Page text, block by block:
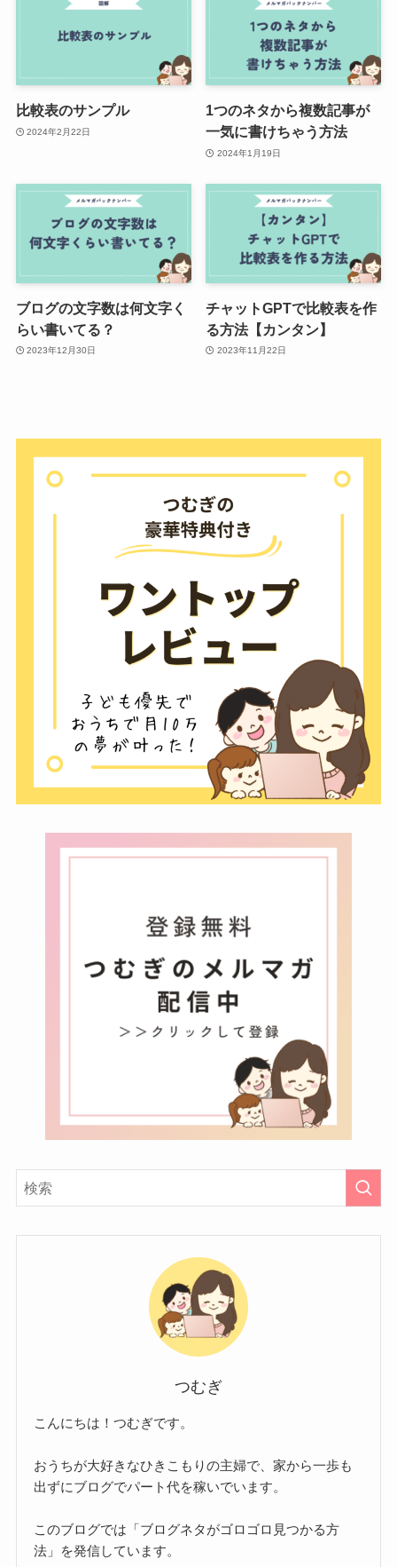
比較表のサンプル
2024年2月22日
1つのネタから複数記事が
一気に書けちゃう方法
2024年1月19日
ブログの文字数は何文字く
らい書いてる？
2023年12月30日
チャットGPTで比較表を作
る方法【カンタン】
2023年11月22日
つむぎ
こんにちは！つむぎです。
おうちが大好きなひきこもりの主婦で、家から一歩も
出ずにブログでパート代を稼いでいます。
このブログでは「ブログネタがゴロゴロ見つかる方
法」を発信しています。